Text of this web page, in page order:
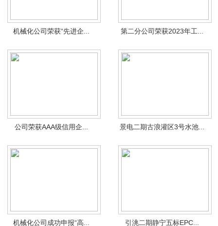
机械化公司荣获“先进企... 第二分公司荣获2023年工...
公司荣获AAA级信用企... 景电二期古浪灌区3号水池...
机械化公司成功申报“高... 引洮二期静宁五标EPC...